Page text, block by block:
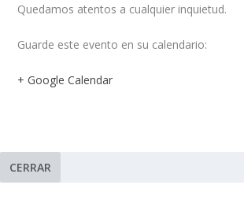
Quedamos atentos a cualquier inquietud.
Guarde este evento en su calendario:
+ Google Calendar
CERRAR